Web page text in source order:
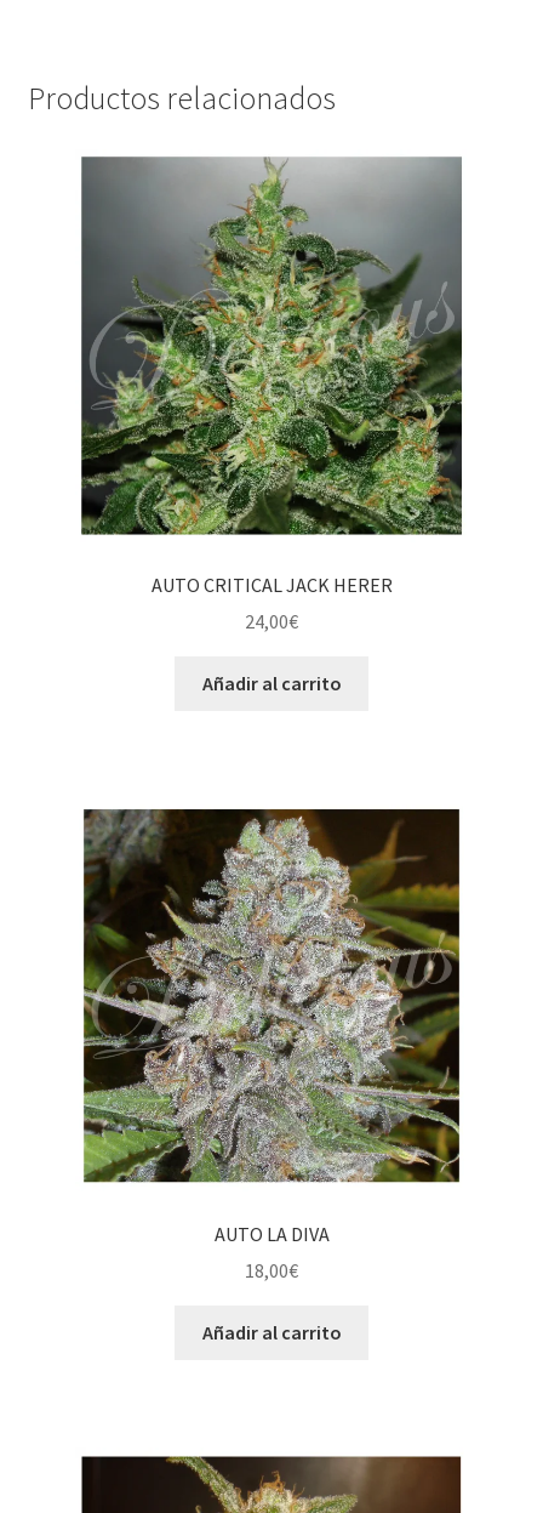
Productos relacionados
AUTO CRITICAL JACK HERER
24,00€
Añadir al carrito
AUTO LA DIVA
18,00€
Añadir al carrito